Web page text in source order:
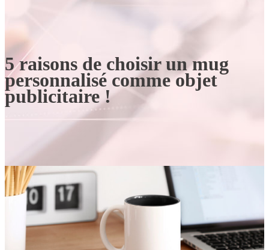
5 raisons de choisir un mug
personnalisé comme objet
publicitaire !